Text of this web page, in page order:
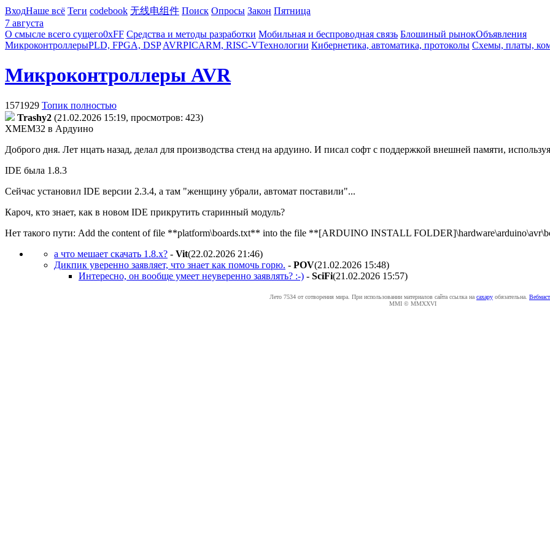
ВходНаше всё Теги codebook 无线电组件 Поиск Опросы Закон Пятница
7 августа
О смысле всего сущего0xFF Средства и методы разработки Мобильная и беспроводная связь Блошиный рынокОбъявления
МикроконтроллерыPLD, FPGA, DSP AVRPICARM, RISC-VТехнологии Кибернетика, автоматика, протоколы Схемы, платы,
Микроконтроллеры AVR
1571929 Топик полностью
Trashy2 (21.02.2026 15:19, просмотров: 423)
XMEM32 в Ардуино
Доброго дня. Лет нцать назад, делал для производства стенд на ардуино. И писал софт с поддержкой внешней памяти,
IDE была 1.8.3
Сейчас установил IDE версии 2.3.4, а там "женщину убрали, автомат поставили"...
Кароч, кто знает, как в новом IDE прикрутить старинный модуль?
Нет такого пути: Add the content of file **platform\boards.txt** into the file **[ARDUINO INSTALL
а что мешает скачать 1.8.х? - Vit(22.02.2026 21:46)
Дикпик уверенно заявляет, что знает как помочь горю. - POV(21.02.2026 15:48)
Интересно, он вообще умеет неуверенно заявлять? :-) - SciFi(21.02.2026 15:57)
Лето 7534 от сотворения мира. При использовании материалов сайта ссылка на caxapу обязательна.
MMI © MMXXVI